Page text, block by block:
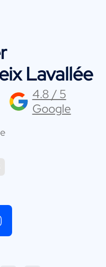
Lavallée
4.8 / 5
Google